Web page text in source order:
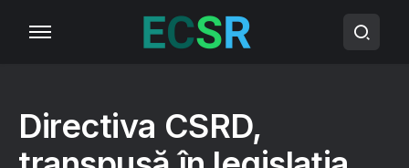
Directiva CSRD,